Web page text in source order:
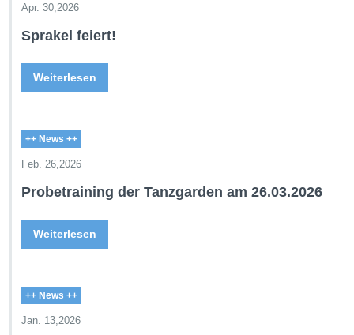
Apr. 30,2026
Sprakel feiert!
Weiterlesen
++ News ++
Feb. 26,2026
Probetraining der Tanzgarden am 26.03.2026
Weiterlesen
++ News ++
Jan. 13,2026